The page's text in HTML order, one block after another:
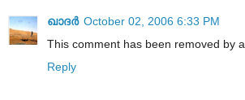
ഖാദര്‍ October 02, 2006 6:33 PM
This comment has been removed by
Reply